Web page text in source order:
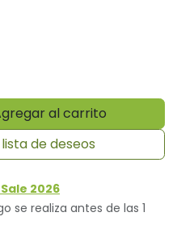
al carrito
de deseos
2026
se realiza antes de las 1